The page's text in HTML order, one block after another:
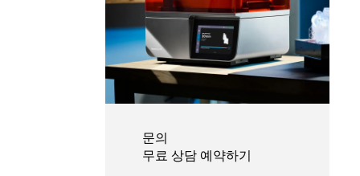
문의
무료 상담 예약하기